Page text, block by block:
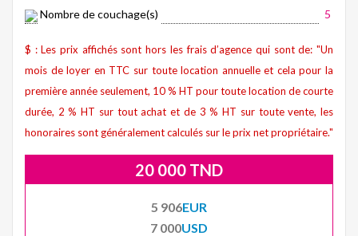
Nombre de couchage(s) 5
$ : Les prix affichés sont hors les frais d’agence qui sont de: "Un
mois de loyer en TTC sur toute location annuelle et cela pour la
première année seulement, 10 % HT pour toute location de courte
durée, 2 % HT sur tout achat et de 3 % HT sur toute vente, les
honoraires sont généralement calculés sur le prix net propriétaire."
20 000 TND
5 906EUR
7 000USD